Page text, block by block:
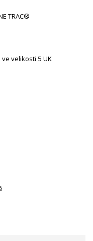
TRAC®
velikosti 5 UK